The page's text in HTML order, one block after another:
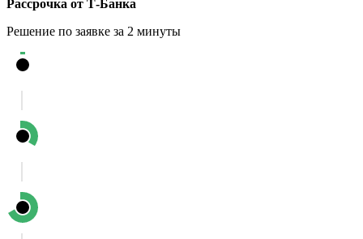
Рассрочка от Т-Банка
Решение по заявке за 2 минуты